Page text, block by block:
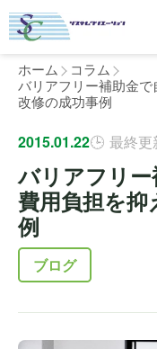
サービス紹介
料金
よくある質問
個人宅
介護・医療施設
ホテル
東京
施工事例
完全ガイド
ホーム
コラム
バリアフリー補助金
改修の成功事例
2015.01.22 最終更
バリアフリー
費用負担を抑
例
ブログ